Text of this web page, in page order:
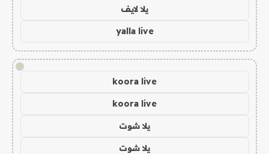
يلا لايف
yalla live
!
koora live
koora live
يلا شوت
يلا شوت